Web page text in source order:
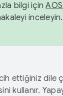
bilgi için
inceleyin.
ettiğiniz dile
kullanır.